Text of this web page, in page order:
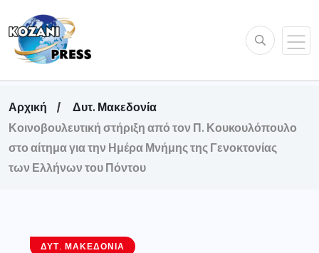
Αρχική
Δυτ. Μακεδονία
Κοινοβουλευτική στήριξη από τον Π. Κουκουλόπουλο
στο αίτημα για την Ημέρα Μνήμης της Γενοκτονίας
των Ελλήνων του Πόντου
ΔΥΤ. ΜΑΚΕΔΟΝΊΑ